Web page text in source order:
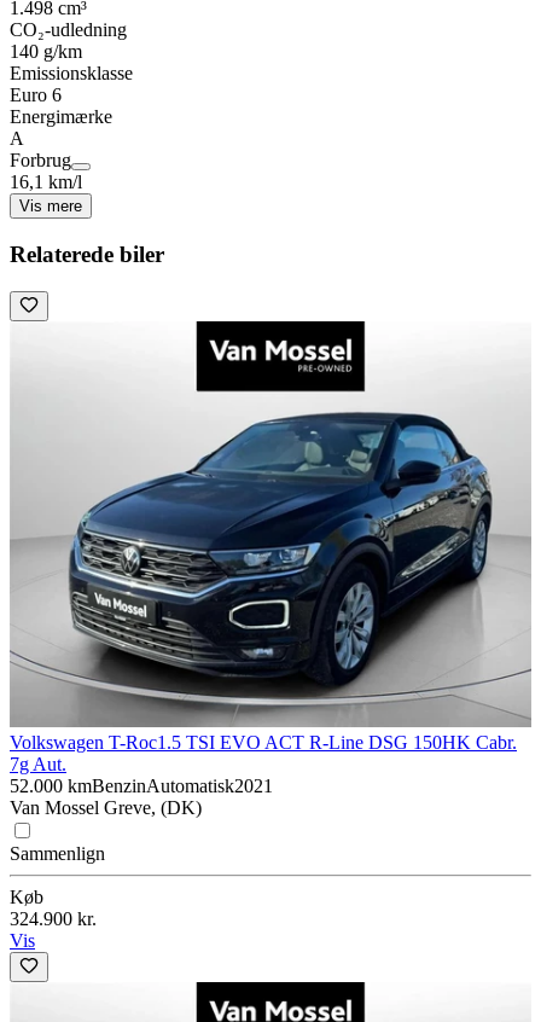
1.498 cm³
CO₂-udledning
140 g/km
Emissionsklasse
Euro 6
Energimærke
A
Forbrug
16,1 km/l
Vis mere
Relaterede biler
Volkswagen T-Roc1.5 TSI EVO ACT R-Line DSG 150HK Cabr.
7g Aut.
52.000 kmBenzinAutomatisk2021
Van Mossel Greve, (DK)
Sammenlign
Køb
324.900 kr.
Vis